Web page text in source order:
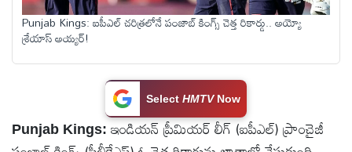
లైఫ్
స్టైల్
స్పెషల్స్
Punjab Kings: ఐపీఎల్ చరిత్రలోనే పంజాబ్ కింగ్స్‌ చెత్త రికార్డు.. అయ్యో
శ్రేయాస్ అయ్యర్!
Select HMTVNow
Punjab Kings:ఇండియన్ ప్రీమియర్ లీగ్‌ (ఐపీఎల్) ప్రాంచైజీ